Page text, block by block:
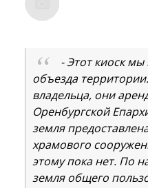
- Этот киоск
объезда
владельца, они
Оренбургской
земля
храмового
этому пока нет. По
земля общего